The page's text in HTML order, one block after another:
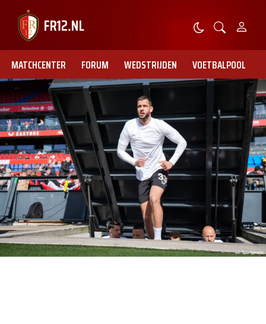
MATCHCENTER FORUM WEDSTRIJDEN VOETBALPOOL